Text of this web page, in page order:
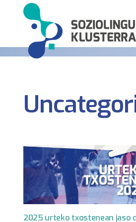
2025 urteko txostenean jaso